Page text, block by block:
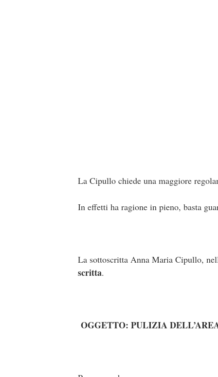
La Cipullo chiede una maggiore
In effetti ha ragione in pieno, basta
La sottoscritta Anna Maria Cipullo,
scritta.
OGGETTO: PULIZIA